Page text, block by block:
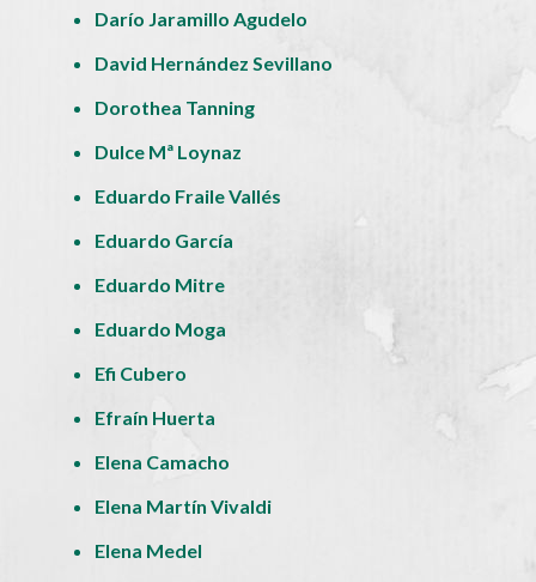
Darío Jaramillo Agudelo
David Hernández Sevillano
Dorothea Tanning
Dulce Mª Loynaz
Eduardo Fraile Vallés
Eduardo García
Eduardo Mitre
Eduardo Moga
Efi Cubero
Efraín Huerta
Elena Camacho
Elena Martín Vivaldi
Elena Medel